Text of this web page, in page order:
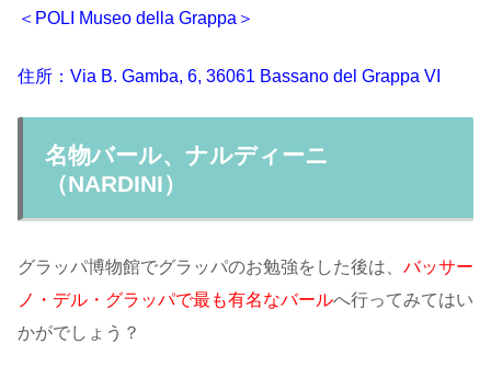
＜POLI Museo della Grappa＞
住所：Via B. Gamba, 6, 36061 Bassano del Grappa VI
名物バール、ナルディーニ
（NARDINI）
グラッパ博物館でグラッパのお勉強をした後は、 バッサー
ノ・デル・グラッパで最も有名なバールへ行ってみてはい
かがでしょう？